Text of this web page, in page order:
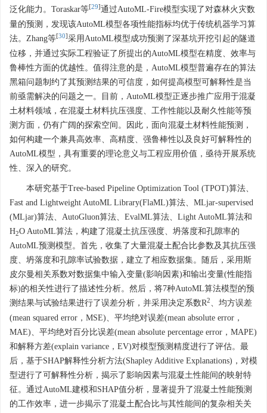
泛化能力。Toraskar等[29]通过AutoML-Fire模型实现了对森林火灾数
量的预测，发现该AutoML模型各项性能指标均优于传统机器学习算
法。Zhang等[30]采用AutoML模型成功预测了深基坑开挖引起的隧道
位移，并通过实际工程验证了所提出的AutoML模型在精度、效率与
鲁棒性方面的优越性。值得注意的是，AutoML模型普遍存在的算法
黑箱问题制约了其预测结果的可信度，如何提高模型可解释性是当
前亟需解决的问题之一。目前，AutoML模型正逐步推广应用于混凝
土材料领域，在混凝土材料抗压强度、工作性能以及耐久性能等预
测方面，仍有广阔的探索空间。因此，面向混凝土材料性能预测，
如何构建一个兼具高效率、高精度、强鲁棒性以及良好可解释性的
AutoML模型，具有重要的理论意义与工程应用价值，亟待开展系统
性、深入的研究。
本研究基于Tree-based Pipeline Optimization Tool (TPOT)算法、
Fast and Lightweight AutoML Library(FlaML)算法、MLjar-supervised
(MLjar)算法、AutoGluon算法、EvalML算法、Light AutoML算法和
H2O AutoML算法，构建了混凝土抗压强度、坍落度和孔隙率的
AutoML预测模型。首先，收集了大量混凝土配合比参数及其抗压强
度、坍落度和孔隙率试验数据，建立了相应数据集。随后，采用斯
皮尔曼相关系数对数据集中输入变量(影响因素)和输出变量(性能指
标)的相关性进行了描述性分析。然后，将7种AutoML算法模型的预
测结果与试验结果进行了误差分析，并采用决定系数R2、均方误差
(mean squared error，MSE)、平均绝对误差(mean absolute error，
MAE)、平均绝对百分比误差(mean absolute percentage error，MAPE)
和解释方差(explain variance，EV)对模型预测精度进行了评估。最
后，基于SHAP解释性分析方法(Shapley Additive Explanations)，对模
型进行了可解释性分析，揭示了影响因素与混凝土性能间的映射特
征。通过AutoML建模和SHAP值分析，显著提升了混凝土性能预测
的工作效率，进一步揭示了混凝土配合比与其性能间的复杂相关关